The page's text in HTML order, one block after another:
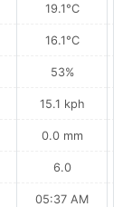
19.1°C
16.1°C
53%
15.1 kph
0.0 mm
6.0
05:37 AM